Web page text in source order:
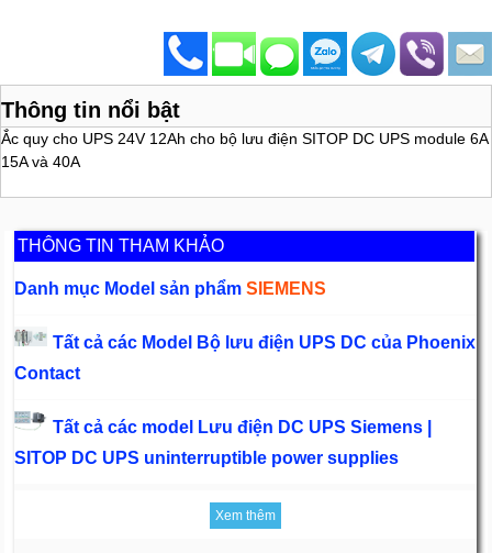
Thông tin nổi bật
Ắc quy cho UPS 24V 12Ah cho bộ lưu điện SITOP DC UPS module 6A
15A và 40A
THÔNG TIN THAM KHẢO
Danh mục Model sản phẩmSIEMENS
Tất cả các Model Bộ lưu điện UPS DC của Phoenix
Contact
Tất cả các model Lưu điện DC UPS Siemens |
SITOP DC UPS uninterruptible power supplies
Xem thêm